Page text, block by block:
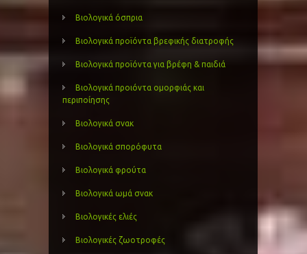
Βιολογικά όσπρια
Βιολογικά προϊόντα βρεφικής διατροφής
Βιολογικά προϊόντα για βρέφη & παιδιά
Βιολογικά προιόντα ομορφιάς και
περιποίησης
Βιολογικά σνακ
Βιολογικά σπορόφυτα
Βιολογικά φρούτα
Βιολογικά ωμά σνακ
Βιολογικές ελιές
Βιολογικές ζωοτροφές